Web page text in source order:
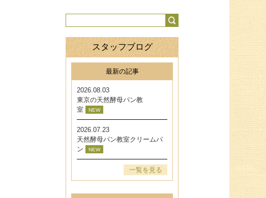
スタッフブログ
最新の記事
2026.08.03
東京の天然酵母パン教
室
NEW
2026.07.23
天然酵母パン教室クリームパ
ン
NEW
一覧を見る